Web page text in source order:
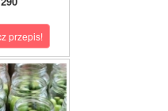
przepis!